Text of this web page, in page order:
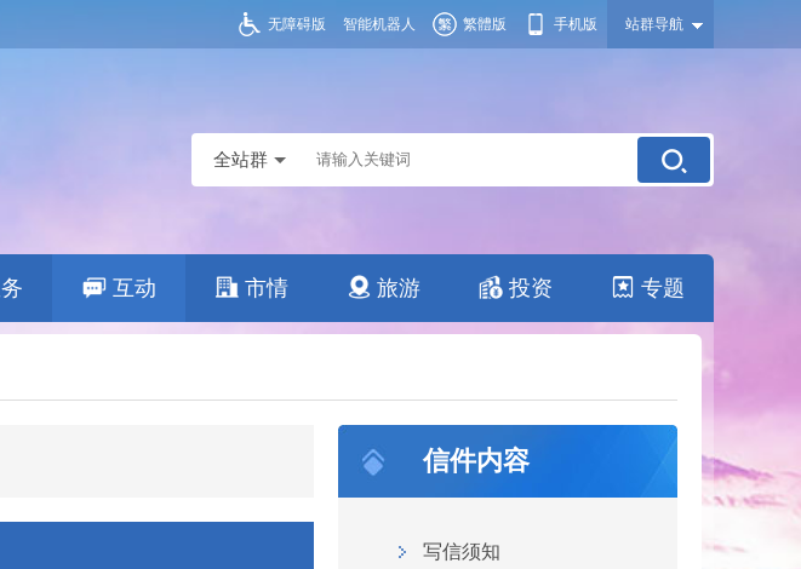
站群导航
无障碍版 智能机器人 繁體版 手机版
互动 市情 旅游 投资 专题
全站群
信件内容
写信须知